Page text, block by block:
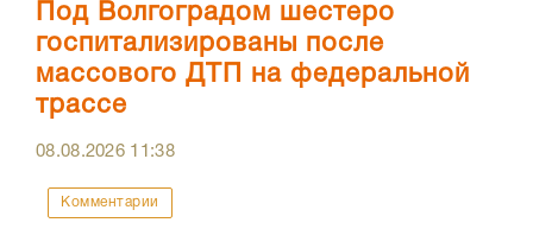
Под Волгоградом шестеро
госпитализированы после
массового ДТП на федеральной
трассе
08.08.2026 11:38
Комментарии